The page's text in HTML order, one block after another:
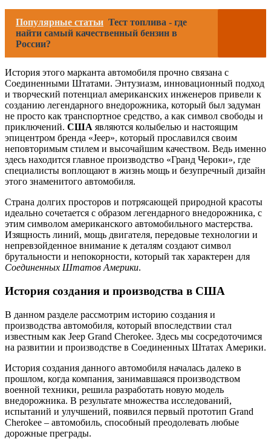
Популярные статьи Тест топлива - где
найти самый качественный бензин в
России?
История этого марканта автомобиля прочно связана с
Соединенными Штатами. Энтузиазм, инновационный подход
и творческий потенциал американских инженеров привели к
созданию легендарного внедорожника, который был задуман
не просто как транспортное средство, а как символ свободы и
приключений. США являются колыбелью и настоящим
эпицентром бренда «Jeep», который прославился своим
неповторимым стилем и высочайшим качеством. Ведь именно
здесь находится главное производство «Гранд Чероки», где
специалисты воплощают в жизнь мощь и безупречный дизайн
этого знаменитого автомобиля.
Страна долгих просторов и потрясающей природной красоты
идеально сочетается с образом легендарного внедорожника, с
этим символом американского автомобильного мастерства.
Изящность линий, мощь двигателя, передовые технологии и
непревзойденное внимание к деталям создают символ
брутальности и непокорности, который так характерен для
Соединенных Штатов Америки.
История создания и производства в США
В данном разделе рассмотрим историю создания и
производства автомобиля, который впоследствии стал
известным как Jeep Grand Cherokee. Здесь мы сосредоточимся
на развитии и производстве в Соединенных Штатах Америки.
История создания данного автомобиля началась далеко в
прошлом, когда компания, занимавшаяся производством
военной техники, решила разработать новую модель
внедорожника. В результате множества исследований,
испытаний и улучшений, появился первый прототип Grand
Cherokee – автомобиль, способный преодолевать любые
дорожные преграды.